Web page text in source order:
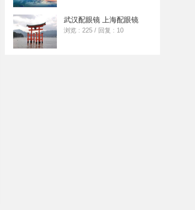
武汉配眼镜 上海配眼镜
浏览 : 225 / 回复 : 10